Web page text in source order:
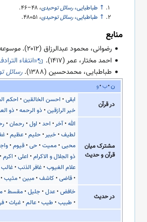
↑ طباطبایی،رسائل توحیدی،۴۶–۴۸.
↑ طباطبایی،رسائل توحیدی، ۴۸۰۵۱.
منابع
رضوانی، محمود عبدالرزاق (۲۰۱۲).
احمد مختار، عمر (۱۴۱۷). «انتفاء
طباطبایی، محمدحسین (۱۳۸۸).رسائل
ن ب و
در قرآن
ابقی احسن الخالقین احکم
خیر الرازقین ذو الرحمه ذو
مشترک میان
قرآن و حدیث
الله آخر احد اول رحمان
لطیف خبیر حلیم عظیم
محیی ممیت حی قیوم
ذو الجلال و الاکرام اعلی اکرم
علام الغیوب غافر الذنب غالب
قاضی کاشف مبین مثیب
در حدیث
خافض عدل جلیل مقسط
طبیب طیب عالم غیاث